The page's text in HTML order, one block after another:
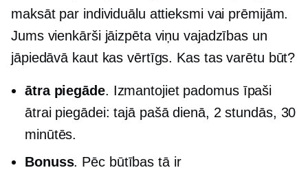
maksāt par individuālu attieksmi vai prēmijām.
Jums vienkārši jāizpēta viņu vajadzības un
jāpiedāvā kaut kas vērtīgs. Kas tas varētu būt?
ātra piegāde. Izmantojiet padomus īpaši
ātrai piegādei: tajā pašā dienā, 2 stundās, 30
minūtēs.
Bonuss. Pēc būtības tā ir